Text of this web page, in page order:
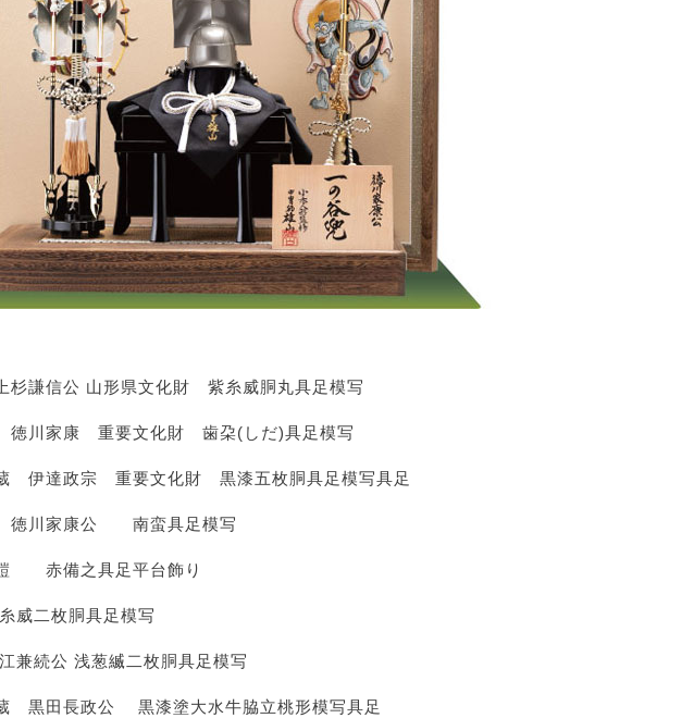
杉謙信公 山形県文化財 紫糸威胴丸具足模写
徳川家康 重要文化財 歯朶(しだ)具足模写
伊達政宗 重要文化財 黒漆五枚胴具足模写具足
徳川家康公 南蛮具足模写
赤備之具足平台飾り
二枚胴具足模写
兼続公 浅葱縅二枚胴具足模写
黒田長政公 黒漆塗大水牛脇立桃形模写具足